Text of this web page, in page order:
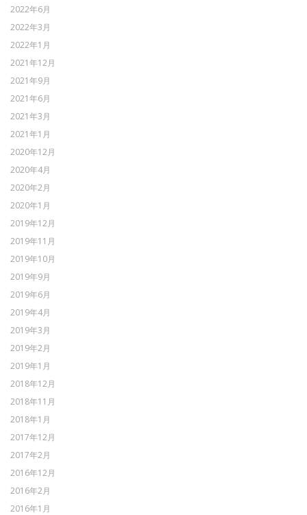
2022年6月
2022年3月
2022年1月
2021年12月
2021年9月
2021年6月
2021年3月
2021年1月
2020年12月
2020年4月
2020年2月
2020年1月
2019年12月
2019年11月
2019年10月
2019年9月
2019年6月
2019年4月
2019年3月
2019年2月
2019年1月
2018年12月
2018年11月
2018年1月
2017年12月
2017年2月
2016年12月
2016年2月
2016年1月